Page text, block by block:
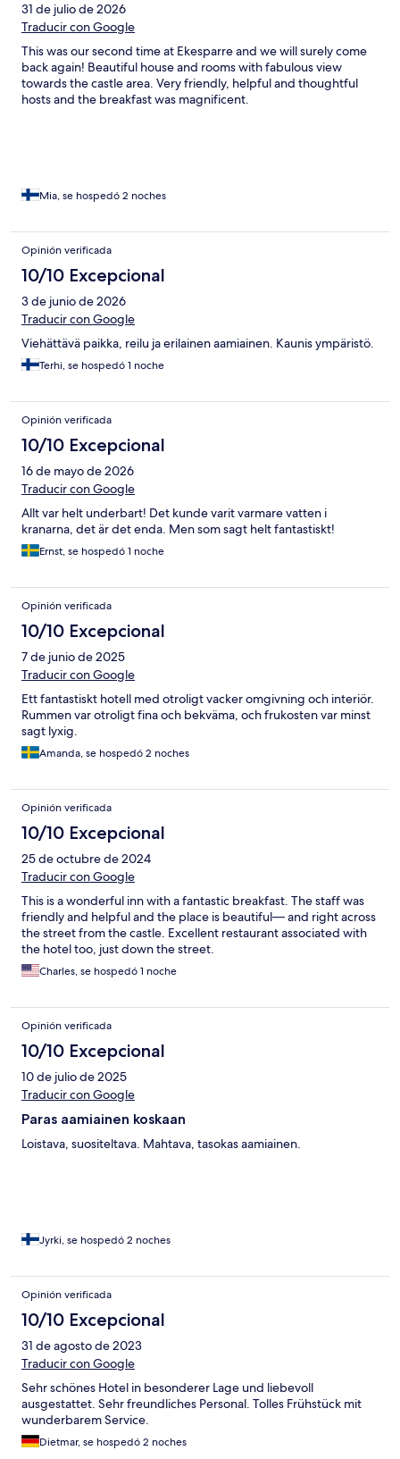
31 de julio de 2026
Traducir con Google
This was our second time at Ekesparre and we will surely come
back again! Beautiful house and rooms with fabulous view
towards the castle area. Very friendly, helpful and thoughtful
hosts and the breakfast was magnificent.
Mia, se hospedó 2 noches
Opinión verificada
10/10 Excepcional
3 de junio de 2026
Traducir con Google
Viehättävä paikka, reilu ja erilainen aamiainen. Kaunis ympäristö.
Terhi, se hospedó 1 noche
Opinión verificada
10/10 Excepcional
16 de mayo de 2026
Traducir con Google
Allt var helt underbart! Det kunde varit varmare vatten i
kranarna, det är det enda. Men som sagt helt fantastiskt!
Ernst, se hospedó 1 noche
Opinión verificada
10/10 Excepcional
7 de junio de 2025
Traducir con Google
Ett fantastiskt hotell med otroligt vacker omgivning och interiör.
Rummen var otroligt fina och bekväma, och frukosten var minst
sagt lyxig.
Amanda, se hospedó 2 noches
Opinión verificada
10/10 Excepcional
25 de octubre de 2024
Traducir con Google
This is a wonderful inn with a fantastic breakfast. The staff was
friendly and helpful and the place is beautiful— and right across
the street from the castle. Excellent restaurant associated with
the hotel too, just down the street.
Charles, se hospedó 1 noche
Opinión verificada
10/10 Excepcional
10 de julio de 2025
Traducir con Google
Paras aamiainen koskaan
Loistava, suositeltava. Mahtava, tasokas aamiainen.
Jyrki, se hospedó 2 noches
Opinión verificada
10/10 Excepcional
31 de agosto de 2023
Traducir con Google
Sehr schönes Hotel in besonderer Lage und liebevoll
ausgestattet. Sehr freundliches Personal. Tolles Frühstück mit
wunderbarem Service.
Dietmar, se hospedó 2 noches